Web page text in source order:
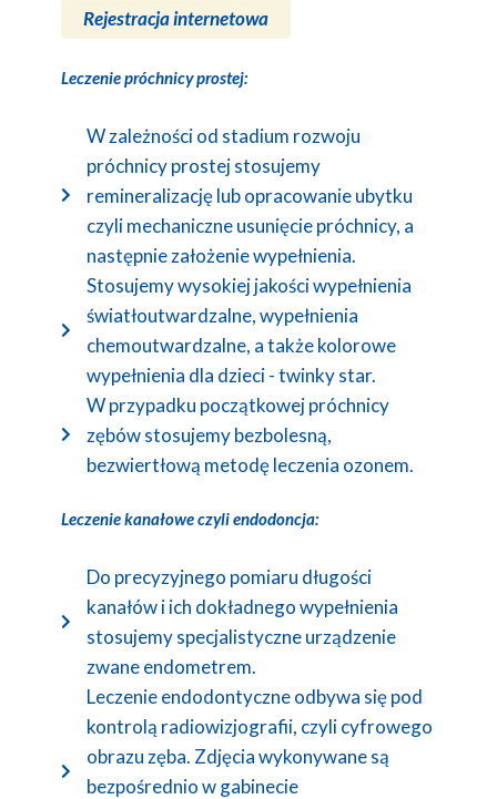
Rejestracja internetowa
Leczenie próchnicy prostej:
W zależności od stadium rozwoju
próchnicy prostej stosujemy
remineralizację lub opracowanie ubytku
czyli mechaniczne usunięcie próchnicy, a
następnie założenie wypełnienia.
Stosujemy wysokiej jakości wypełnienia
światłoutwardzalne, wypełnienia
chemoutwardzalne, a także kolorowe
wypełnienia dla dzieci - twinky star.
W przypadku początkowej próchnicy
zębów stosujemy bezbolesną,
bezwiertłową metodę leczenia ozonem.
Leczenie kanałowe czyli endodoncja:
Do precyzyjnego pomiaru długości
kanałów i ich dokładnego wypełnienia
stosujemy specjalistyczne urządzenie
zwane endometrem.
Leczenie endodontyczne odbywa się pod
kontrolą radiowizjografii, czyli cyfrowego
obrazu zęba. Zdjęcia wykonywane są
bezpośrednio w gabinecie